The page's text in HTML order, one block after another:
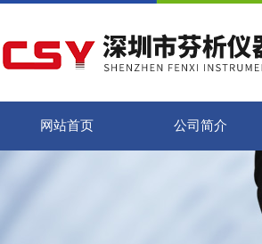
网站首页 公司简介